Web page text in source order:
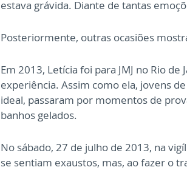
estava grávida. Diante de tantas
Posteriormente, outras ocasiões
Em 2013, Letícia foi para JMJ no Rio
experiência. Assim como ela, jovens
ideal, passaram por momentos de
banhos gelados.
No sábado, 27 de julho de 2013, na
se sentiam exaustos, mas, ao fazer o